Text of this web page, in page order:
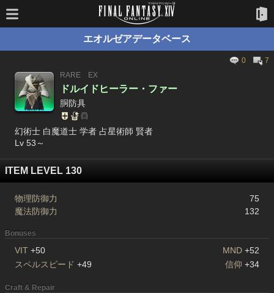
エオルゼアデータベース
0
7
RARE
EX
ドルイドヒーラー・ファー
胴防具
幻術士 白魔道士 学者 占星術師 賢者
Lv 53～
ITEM LEVEL 130
物理防御力
75
魔法防御力
132
Bonuses
VIT +50 MND +52
スペルスピード +49 信仰 +34
Craft & Repair